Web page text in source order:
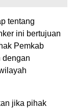
tentang
ini bertujuan
Pemkab
dengan
jika pihak